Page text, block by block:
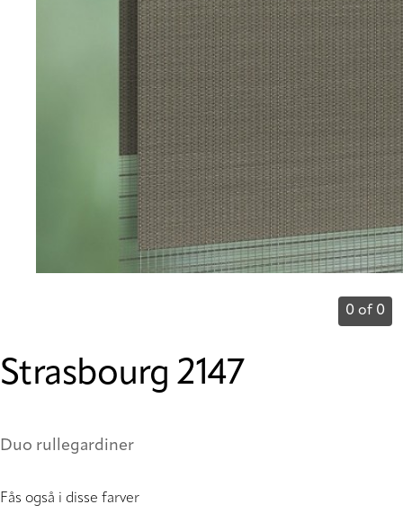
0 of 0
Strasbourg 2147
Duo rullegardiner
Fås også i disse farver